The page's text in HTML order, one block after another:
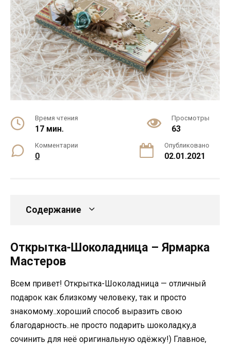
Время чтения
17 мин.
Просмотры
63
Комментарии
0
Опубликовано
02.01.2021
Содержание
Открытка-Шоколадница – Ярмарка
Мастеров
Всем привет! Открытка-Шоколадница — отличный
подарок как близкому человеку, так и просто
знакомому..хороший способ выразить свою
благодарность..не просто подарить шоколадку,а
сочинить для неё оригинальную одёжку!) Главное,